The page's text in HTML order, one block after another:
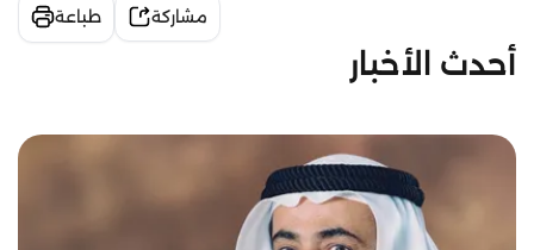
مشاركة طباعة
أحدث الأخبار